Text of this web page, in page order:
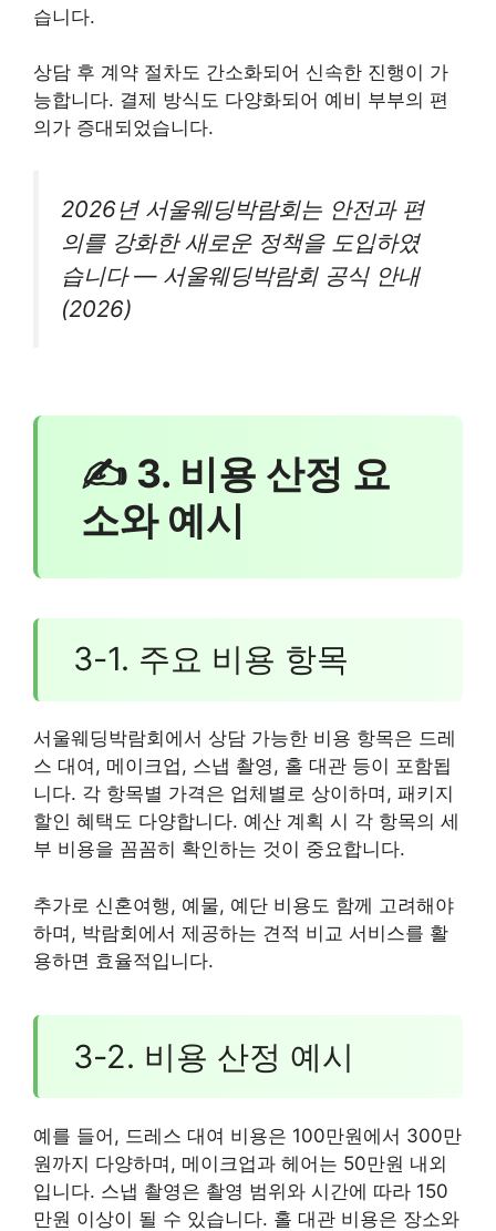
습니다.
상담 후 계약 절차도 간소화되어 신속한 진행이 가
능합니다. 결제 방식도 다양화되어 예비 부부의 편
의가 증대되었습니다.
2026년 서울웨딩박람회는 안전과 편
의를 강화한 새로운 정책을 도입하였
습니다 — 서울웨딩박람회 공식 안내
(2026)
✍ 3. 비용 산정 요
소와 예시
3-1. 주요 비용 항목
서울웨딩박람회에서 상담 가능한 비용 항목은 드레
스 대여, 메이크업, 스냅 촬영, 홀 대관 등이 포함됩
니다. 각 항목별 가격은 업체별로 상이하며, 패키지
할인 혜택도 다양합니다. 예산 계획 시 각 항목의 세
부 비용을 꼼꼼히 확인하는 것이 중요합니다.
추가로 신혼여행, 예물, 예단 비용도 함께 고려해야
하며, 박람회에서 제공하는 견적 비교 서비스를 활
용하면 효율적입니다.
3-2. 비용 산정 예시
예를 들어, 드레스 대여 비용은 100만원에서 300만
원까지 다양하며, 메이크업과 헤어는 50만원 내외
입니다. 스냅 촬영은 촬영 범위와 시간에 따라 150
만원 이상이 될 수 있습니다. 홀 대관 비용은 장소와